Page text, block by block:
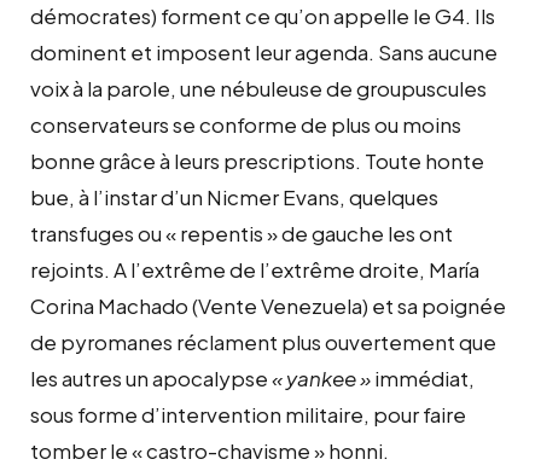
démocrates) forment ce qu’on appelle le G4. Ils
dominent et imposent leur agenda. Sans aucune
voix à la parole, une nébuleuse de groupuscules
conservateurs se conforme de plus ou moins
bonne grâce à leurs prescriptions. Toute honte
bue, à l’instar d’un Nicmer Evans, quelques
transfuges ou « repentis » de gauche les ont
rejoints. A l’extrême de l’extrême droite, María
Corina Machado (Vente Venezuela) et sa poignée
de pyromanes réclament plus ouvertement que
les autres un apocalypse« yankee »immédiat,
sous forme d’intervention militaire, pour faire
tomber le « castro-chavisme » honni.